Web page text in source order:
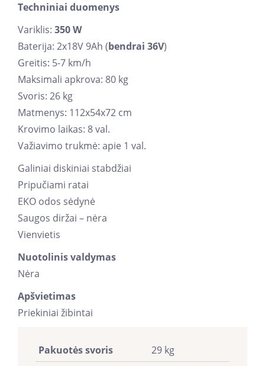
Techniniai duomenys
Variklis: 350 W
Baterija: 2x18V 9Ah (bendrai 36V)
Greitis: 5-7 km/h
Maksimali apkrova: 80 kg
Svoris: 26 kg
Matmenys: 112x54x72 cm
Krovimo laikas: 8 val.
Važiavimo trukmė: apie 1 val.
Galiniai diskiniai stabdžiai
Pripučiami ratai
EKO odos sėdynė
Saugos diržai – nėra
Vienvietis
Nuotolinis valdymas
Nėra
Apšvietimas
Priekiniai žibintai
Pakuotės svoris
29 kg